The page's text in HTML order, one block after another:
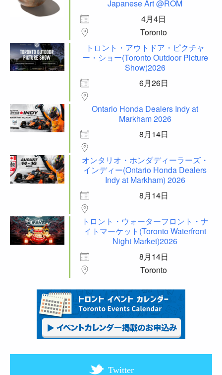
Japanese Art @ROM
4月4日
Toronto
トロント・アウトドア・ピクチャ
ー・ショー(Toronto Outdoor Picture
Show)2026
6月26日
Ontario Honda Dealers Indy at
Markham 2026
8月14日
オンタリオ・ホンダディーラーズ・
インディー(Ontario Honda Dealers
Indy at Markham) 2026
8月14日
トロント・ウォーターフロント・ナ
イトマーケット(Toronto Waterfront
Night Market)2026
8月14日
Toronto
Twitter